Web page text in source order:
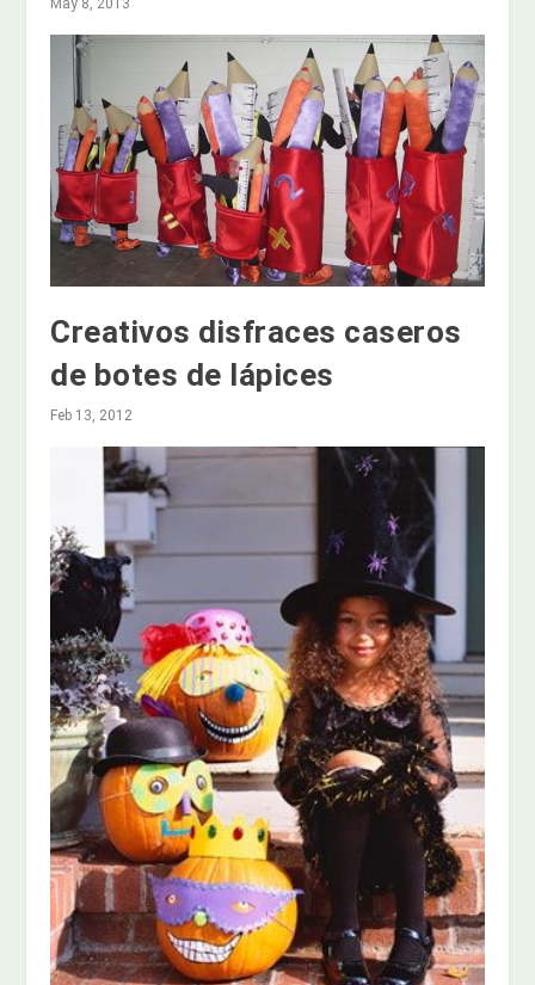
Creativos disfraces caseros
de botes de lápices
Feb 13, 2012